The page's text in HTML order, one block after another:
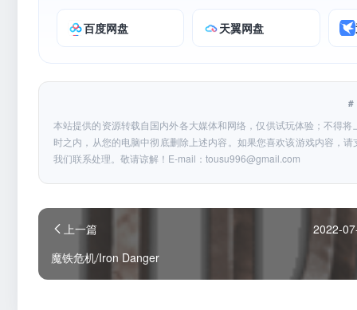
百度网盘 天翼网盘
本站提供的资源转载自国内外各大媒体和网络，仅供试玩体验；不得
时之内，从您的电脑中彻底删除上述内容。如果您喜欢该游戏内容，
我们联系处理。敬请谅解！E-mail： tousu996@gmail.com
上一篇
2022-
魔铁危机/Iron Danger